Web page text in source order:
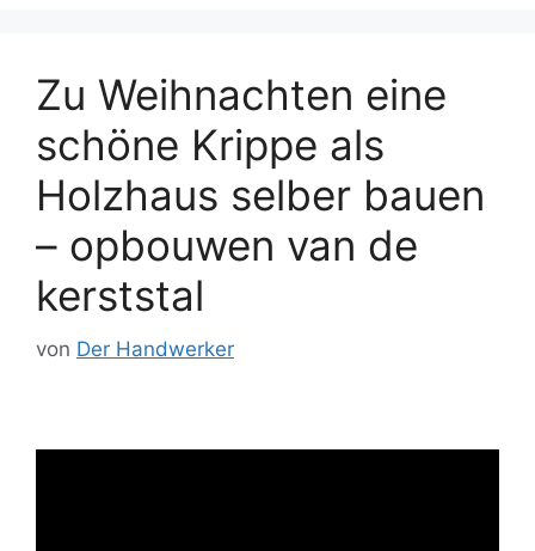
Zu Weihnachten eine
schöne Krippe als
Holzhaus selber bauen
– opbouwen van de
kerststal
von Der Handwerker